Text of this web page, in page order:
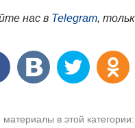
нас в Telegram,
материалы в этой категории: